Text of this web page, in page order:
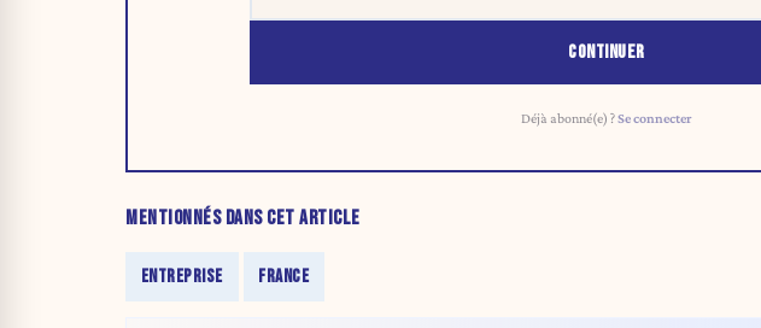
CONTINUER
Déjà abonné(e) ?Se connecter
MENTIONNÉS DANS CET ARTICLE
ENTREPRISE FRANCE